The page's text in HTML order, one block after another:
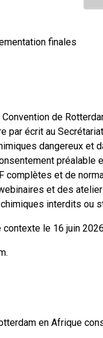
finales
de
écrit au
dangereux et
préalable
complètes et de
et des
interdits ou
le 16 juin
en Afrique